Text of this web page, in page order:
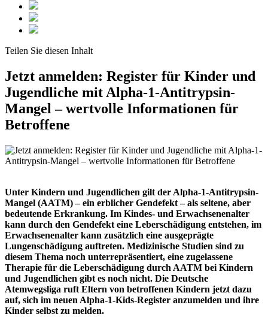
Teilen Sie diesen Inhalt
Jetzt anmelden: Register für Kinder und
Jugendliche mit Alpha-1-Antitrypsin-
Mangel – wertvolle Informationen für
Betroffene
Unter Kindern und Jugendlichen gilt der Alpha-1-Antitrypsin-
Mangel (AATM) – ein erblicher Gendefekt – als seltene, aber
bedeutende Erkrankung. Im Kindes- und Erwachsenenalter
kann durch den Gendefekt eine Leberschädigung entstehen, im
Erwachsenenalter kann zusätzlich eine ausgeprägte
Lungenschädigung auftreten. Medizinische Studien sind zu
diesem Thema noch unterrepräsentiert, eine zugelassene
Therapie für die Leberschädigung durch AATM bei Kindern
und Jugendlichen gibt es noch nicht. Die Deutsche
Atemwegsliga ruft Eltern von betroffenen Kindern jetzt dazu
auf, sich im neuen Alpha-1-Kids-Register anzumelden und ihre
Kinder selbst zu melden.